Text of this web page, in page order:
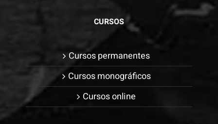
CURSOS
Cursos permanentes
Cursos monográficos
Cursos online